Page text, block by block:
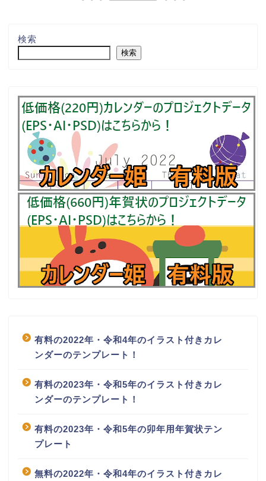
検索
検索
有料の2022年・令和4年のイラスト付きカレ
ンダーのテンプレート！
有料の2023年・令和5年のイラスト付きカレ
ンダーのテンプレート！
有料の2023年・令和5年の卯年用年賀状テン
プレート
無料の2022年・令和4年のイラスト付きカレ